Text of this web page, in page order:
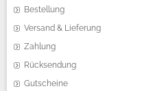
Bestellung
Versand & Lieferung
Zahlung
Rücksendung
Gutscheine